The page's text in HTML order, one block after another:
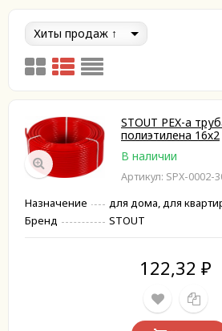
Хиты продаж
STOUT PEX-a
полиэтилена 16х2
В наличии
Артикул: SPX-0002-
Назначение
для дома, для
Бренд
STOUT
122,32 ₽